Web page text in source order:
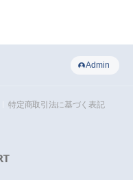
Admin
特定商取引法に基づく表記